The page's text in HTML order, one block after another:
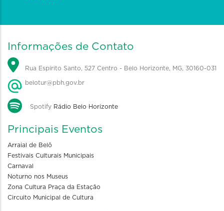
Informações de Contato
Rua Espírito Santo, 527 Centro - Belo Horizonte, MG, 30160-031
belotur@pbh.gov.br
Spotify Rádio Belo Horizonte
Principais Eventos
Arraial de Belô
Festivais Culturais Municipais
Carnaval
Noturno nos Museus
Zona Cultura Praça da Estação
Circuito Municipal de Cultura